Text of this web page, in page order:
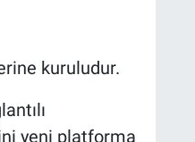
kuruludur.
yeni platforma